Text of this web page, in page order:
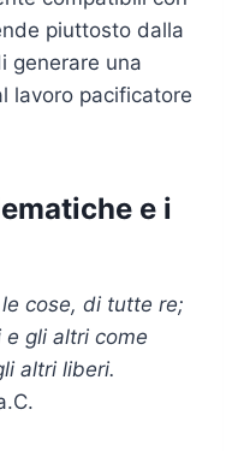
piuttosto dalla
generare una
lavoro pacificatore
e i
cose, di tutte re;
gli altri come
altri liberi.